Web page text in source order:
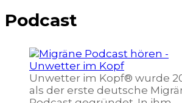
Podcast
Unwetter im Kopf® wurde
als der erste deutsche